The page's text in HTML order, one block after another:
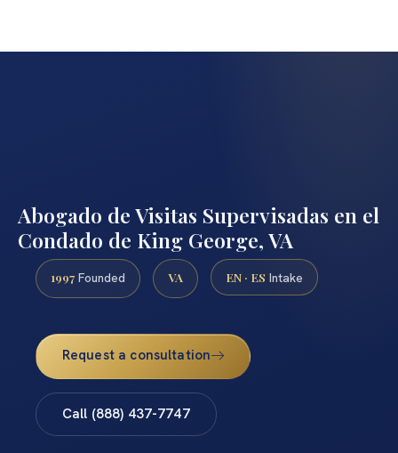
Abogado de Visitas Supervisadas en el
Condado de King George, VA
1997 Founded VA EN · ES Intake
Request a consultation
Call (888) 437-7747